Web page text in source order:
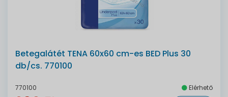
Betegalátét TENA 60x60 cm-es BED Plus 30
db/cs. 770100
770100 Elérhető